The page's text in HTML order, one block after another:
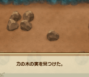
2018年12月
2018年11月